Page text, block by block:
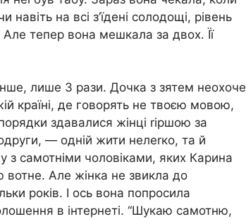
на всі з’їдені солодощі, рівень
тепер вона мешкала за двох. Її
лише 3 рази. Дочка з зятем неохоче
країні, де говорять не твоєю мовою,
порядки здавалися жінці rіршою за
— одній жити нелеrко, та й
з самотніми чоловіками, яких Карина
вотне. Але жінка не звикла до
років. І ось вона попросила
в інтернеті. “Шукаю самотню,